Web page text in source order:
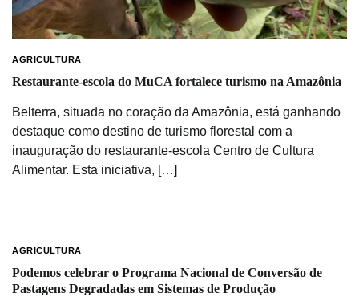
AGRICULTURA
Restaurante-escola do MuCA fortalece turismo na Amazônia
Belterra, situada no coração da Amazônia, está ganhando
destaque como destino de turismo florestal com a
inauguração do restaurante-escola Centro de Cultura
Alimentar. Esta iniciativa, […]
AGRICULTURA
Podemos celebrar o Programa Nacional de Conversão de
Pastagens Degradadas em Sistemas de Produção